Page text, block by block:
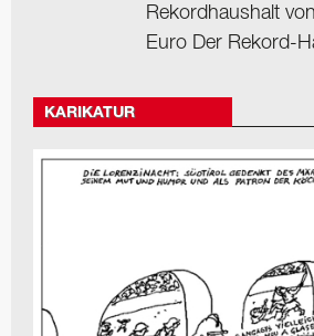
Rekordhaushalt
Euro Der Rekord-
KARIKATUR